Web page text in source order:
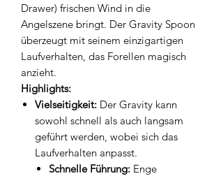
Drawer) frischen Wind in die
Angelszene bringt. Der Gravity Spoon
überzeugt mit seinem einzigartigen
Laufverhalten, das Forellen magisch
anzieht.
Highlights:
Vielseitigkeit: Der Gravity kann
sowohl schnell als auch langsam
geführt werden, wobei sich das
Laufverhalten anpasst.
Schnelle Führung: Enge